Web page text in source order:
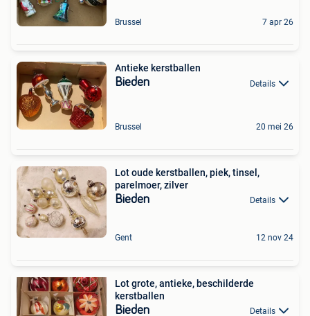
Brussel 7 apr 26
Antieke kerstballen
Bieden Details
Brussel 20 mei 26
Lot oude kerstballen, piek, tinsel,
parelmoer, zilver
Bieden Details
Gent 12 nov 24
Lot grote, antieke, beschilderde
kerstballen
Bieden Details